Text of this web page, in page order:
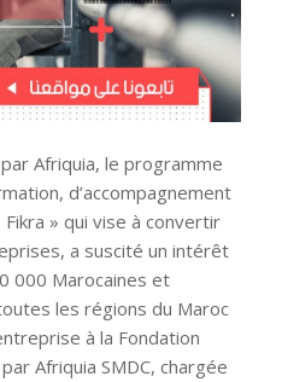
Afriquia, le programme
d’accompagnement
» qui vise à convertir
a suscité un intérêt
000 Marocaines et
les régions du Maroc
à la Fondation
Afriquia SMDC, chargée